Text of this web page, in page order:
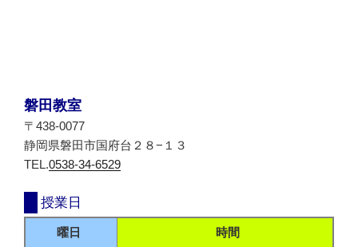
磐田教室
〒438-0077
静岡県磐田市国府台２８−１３
TEL.0538-34-6529
授業日
曜日 時間